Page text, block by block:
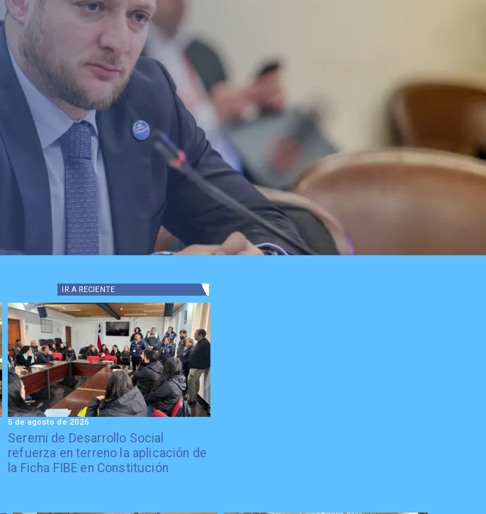
IR A RECIENTE
Seremi de Desarrollo Social
refuerza en terreno la aplicación de
la Ficha FIBE en Constitución
5 de agosto de 2026